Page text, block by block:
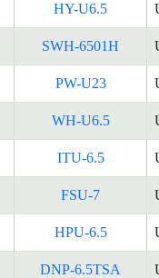
HY-U6.5
SWH-6501H
PW-U23
WH-U6.5
ITU-6.5
FSU-7
HPU-6.5
DNP-6.5TSA